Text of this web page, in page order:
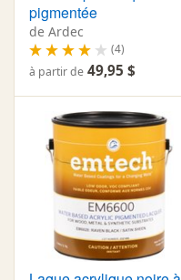
pigmentée
de Ardec
(4)
à partir de 49,95 $